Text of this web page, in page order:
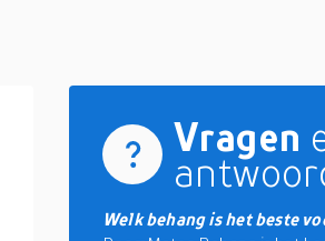
Vragen
Welk behang is het beste